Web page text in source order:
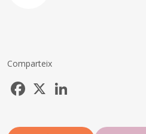
Comparteix
Facebook